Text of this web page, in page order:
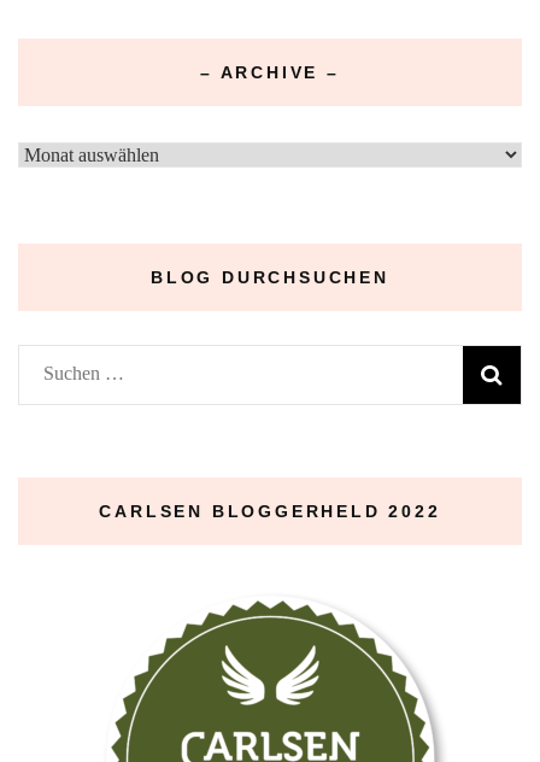
– ARCHIVE –
–
BLOG DURCHSUCHEN
Suchen
nach:
CARLSEN BLOGGERHELD 2022